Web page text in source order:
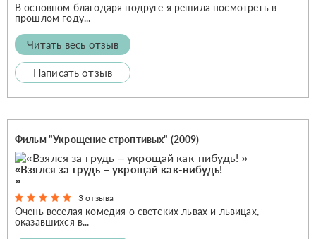
В основном благодаря подруге я решила посмотреть в
прошлом году...
Читать весь отзыв
Написать отзыв
Фильм "Укрощение строптивых" (2009)
«Взялся за грудь – укрощай как-нибудь!
»
3 отзыва
Очень веселая комедия о светских львах и львицах,
оказавшихся в...